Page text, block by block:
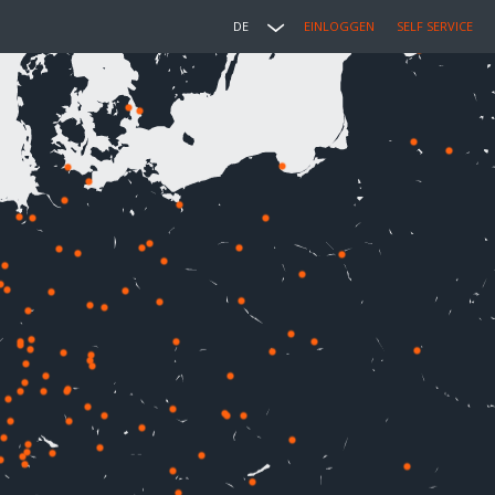
DE EINLOGGEN SELF SERVICE